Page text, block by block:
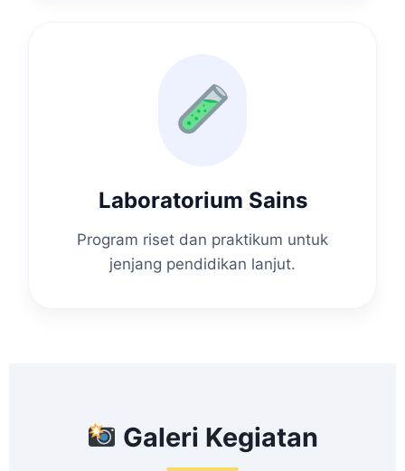
Laboratorium Sains
Program riset dan praktikum untuk
jenjang pendidikan lanjut.
Galeri Kegiatan